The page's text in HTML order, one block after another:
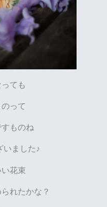
ても
って
ものね
いました♪
花束
れたかな？